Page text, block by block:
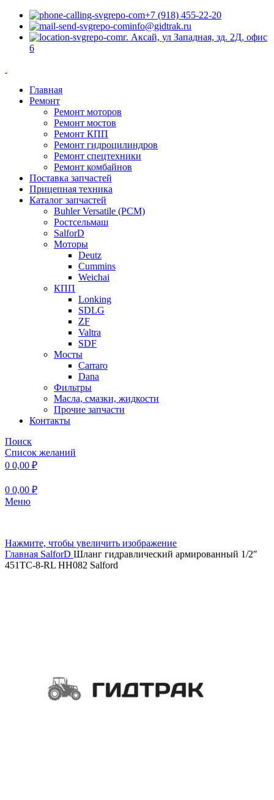
+7 (918) 455-22-20
info@gidtrak.ru
г. Аксай, ул Западная, зд. 2Д, офис
6
Главная
Ремонт
Ремонт моторов
Ремонт мостов
Ремонт КПП
Ремонт гидроцилиндров
Ремонт спецтехники
Ремонт комбайнов
Поставка запчастей
Прицепная техника
Каталог запчастей
Buhler Versatile (РСМ)
Ростсельмаш
SalforD
Моторы
Deutz
Cummins
Weichai
КПП
Lonking
SDLG
ZF
Valtra
SDF
Мосты
Carraro
Dana
Фильтры
Масла, смазки, жидкости
Прочие запчасти
Контакты
Поиск
Список желаний
0 0,00 ₽
0 0,00 ₽
Меню
Нажмите, чтобы увеличить изображение
Главная SalforD Шланг гидравлический армированный 1/2″
451TC-8-RL HН082 Salford